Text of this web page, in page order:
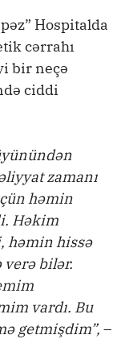
Hospitalda
cərrahı
bir neçə
ciddi
zamanı
həmin
Həkim
həmin hissə
verə bilər.
vardı. Bu
getmişdim”, –